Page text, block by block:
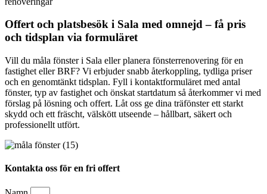
Offert och platsbesök i Sala med omnejd – få pris
och tidsplan via formuläret
Vill du måla fönster i Sala eller planera fönsterrenovering för en
fastighet eller BRF? Vi erbjuder snabb återkoppling, tydliga priser
och en genomtänkt tidsplan. Fyll i kontaktformuläret med antal
fönster, typ av fastighet och önskat startdatum så återkommer vi med
förslag på lösning och offert. Låt oss ge dina träfönster ett starkt
skydd och ett fräscht, välskött utseende – hållbart, säkert och
professionellt utfört.
Kontakta oss för en fri offert